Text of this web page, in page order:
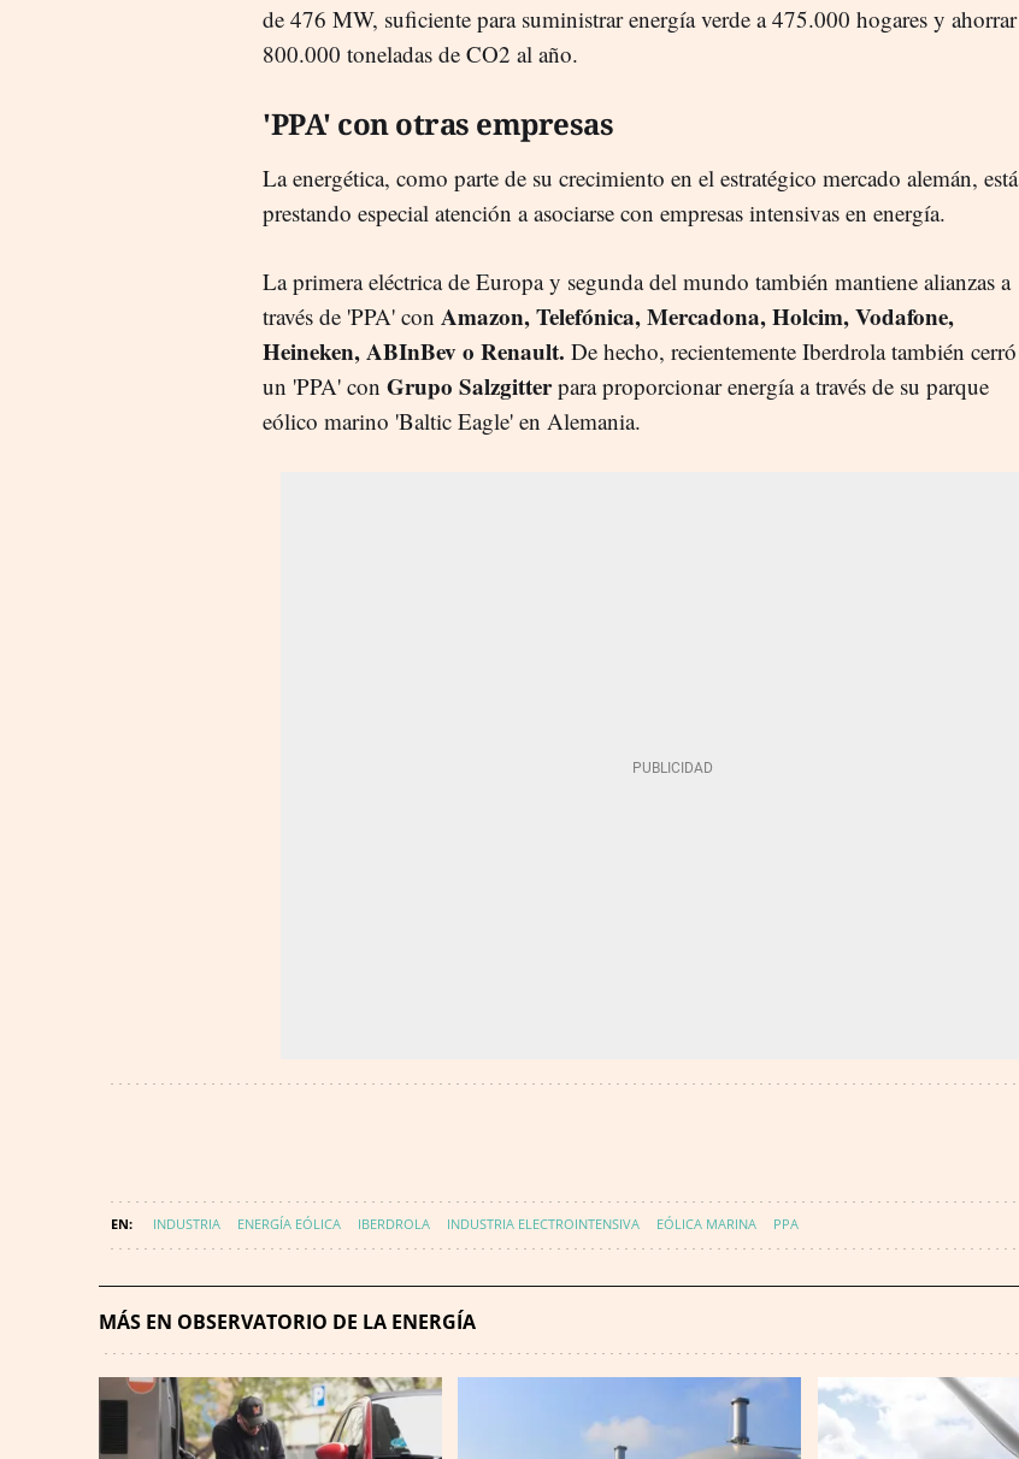
de 476 MW, suficiente para suministrar energía verde a 475.000 hogares y ahorrar
800.000 toneladas de CO2 al año.
'PPA' con otras empresas
La energética, como parte de su crecimiento en el estratégico mercado alemán, está
prestando especial atención a asociarse con empresas intensivas en energía.
La primera eléctrica de Europa y segunda del mundo también mantiene alianzas a
través de 'PPA' con Amazon, Telefónica, Mercadona, Holcim, Vodafone,
Heineken, ABInBev o Renault. De hecho, recientemente Iberdrola también cerró
un 'PPA' con Grupo Salzgitterpara proporcionar energía a través de su parque
eólico marino 'Baltic Eagle' en Alemania.
INDUSTRIA ENERGÍA EÓLICA IBERDROLA INDUSTRIA ELECTROINTENSIVA EÓLICA MARINA PPA
MÁS EN OBSERVATORIO DE LA ENERGÍA